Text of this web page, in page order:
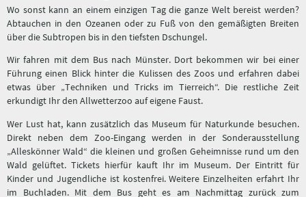
Wo sonst kann an einem einzigen Tag die ganze Welt bereist werden?
Abtauchen in den Ozeanen oder zu Fuß von den gemäßigten Breiten
über die Subtropen bis in den tiefsten Dschungel.
Wir fahren mit dem Bus nach Münster. Dort bekommen wir bei einer
Führung einen Blick hinter die Kulissen des Zoos und erfahren dabei
etwas über „Techniken und Tricks im Tierreich“. Die restliche Zeit
erkundigt Ihr den Allwetterzoo auf eigene Faust.
Wer Lust hat, kann zusätzlich das Museum für Naturkunde besuchen.
Direkt neben dem Zoo-Eingang werden in der Sonderausstellung
„Alleskönner Wald“ die kleinen und großen Geheimnisse rund um den
Wald gelüftet. Tickets hierfür kauft Ihr im Museum. Der Eintritt für
Kinder und Jugendliche ist kostenfrei. Weitere Einzelheiten erfahrt Ihr
im Buchladen. Mit dem Bus geht es am Nachmittag zurück zum